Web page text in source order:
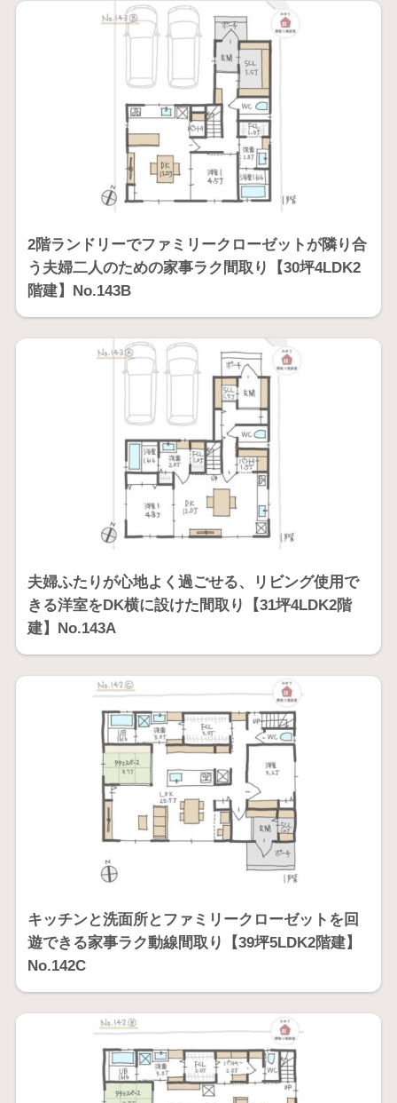
2階ランドリーでファミリークローゼットが隣り合
う夫婦二人のための家事ラク間取り【30坪4LDK2
階建】No.143B
夫婦ふたりが心地よく過ごせる、リビング使用で
きる洋室をDK横に設けた間取り【31坪4LDK2階
建】No.143A
キッチンと洗面所とファミリークローゼットを回
遊できる家事ラク動線間取り【39坪5LDK2階建】
No.142C